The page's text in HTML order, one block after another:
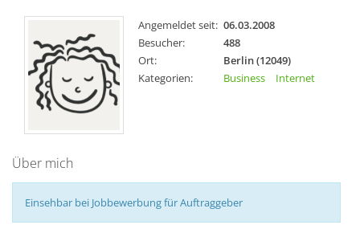
Angemeldet seit: 06.03.2008
Besucher:
488
Ort:
Berlin (12049)
Kategorien:
Business Internet
Über mich
Einsehbar bei Jobbewerbung für Auftraggeber